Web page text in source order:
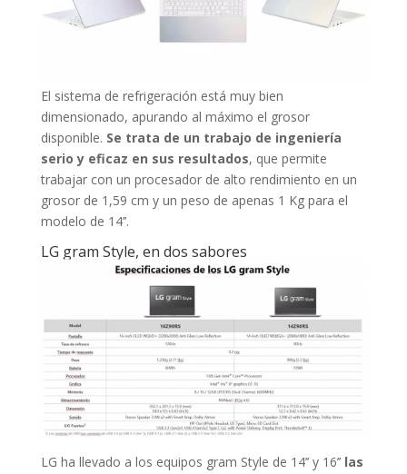
El sistema de refrigeración está muy bien
dimensionado, apurando al máximo el grosor
disponible. Se trata de un trabajo de ingeniería
serio y eficaz en sus resultados, que permite
trabajar con un procesador de alto rendimiento en un
grosor de 1,59 cm y un peso de apenas 1 Kg para el
modelo de 14’’.
LG gram Style, en dos sabores
LG ha llevado a los equipos gram Style de 14’’ y 16’’ las